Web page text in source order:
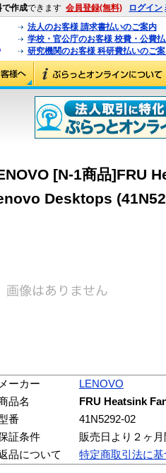
で作成できます 会員登録(無料) ログイン
法人のお客様 請求書払いのご案内
学校・官公庁のお客様 校費・公費
研究機関のお客様 科研費払いのご
[N-1商品]FRU
Desktops
メーカー
LENOVO
品名
FRU Heatsink
番
41N5292-02
証条件
販売日より２ヶ
品について
特定商取引法に